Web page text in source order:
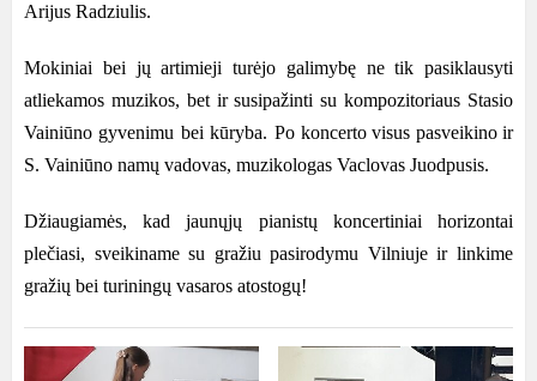
Arijus Radziulis.
Mokiniai bei jų artimieji turėjo galimybę netik pasiklausyti
atliekamos muzikos, bet ir susipažinti su kompozitoriaus Stasio
Vainiūno gyvenimu bei kūryba. Po koncerto visus pasveikino ir
S. Vainiūno namų vadovas, muzikologas Vaclovas Juodpusis.
Džiaugiamės,kad jaunųjų pianistų koncertiniai horizontai
plečiasi, sveikiname su gražiu pasirodymu Vilniuje ir linkime
gražių bei turiningų vasaros atostogų!